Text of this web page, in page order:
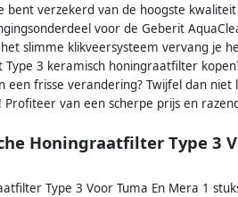
bent verzekerd van de hoogste
voor de Geberit
slimme klikveersysteem vervang je
3 keramisch honingraatfilter
frisse verandering? Twijfel dan niet
van een scherpe prijs en
Honingraatfilter Type 3
Type 3 Voor Tuma En Mera 1